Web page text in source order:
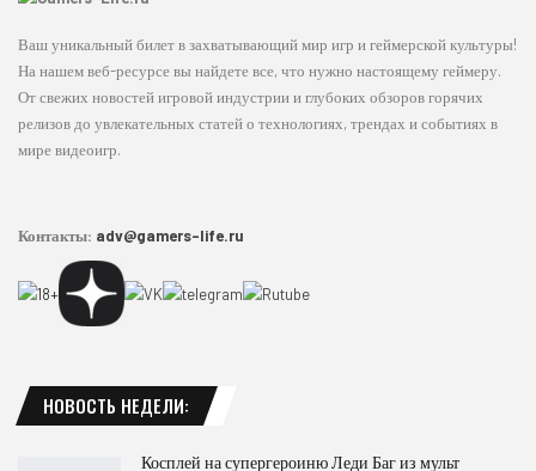
Ваш уникальный билет в захватывающий мир игр и геймерской культуры!
На нашем веб-ресурсе вы найдете все, что нужно настоящему геймеру.
От свежих новостей игровой индустрии и глубоких обзоров горячих
релизов до увлекательных статей о технологиях, трендах и событиях в
мире видеоигр.
Контакты: adv@gamers-life.ru
НОВОСТЬ НЕДЕЛИ:
Косплей на супергероиню Леди Баг из мульт